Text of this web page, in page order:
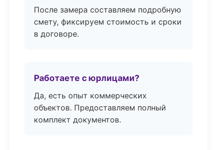
После замера составляем подробную
смету, фиксируем стоимость и сроки
в договоре.
Работаете с юрлицами?
Да, есть опыт коммерческих
объектов. Предоставляем полный
комплект документов.